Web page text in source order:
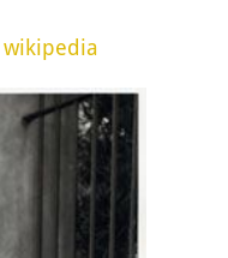
wikipedia